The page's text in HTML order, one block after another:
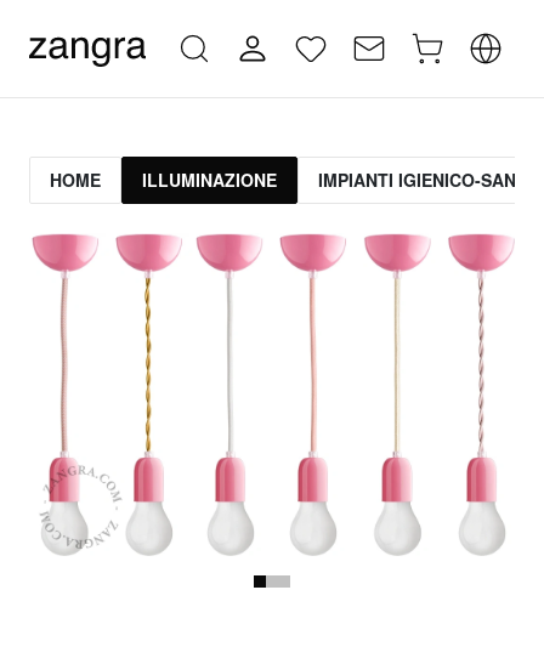
HOME ILLUMINAZIONE IMPIANTI IGIENICO-